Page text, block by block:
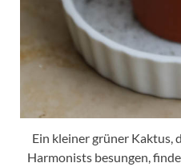
Ein kleiner grüner Kaktus,
Harmonists besungen,